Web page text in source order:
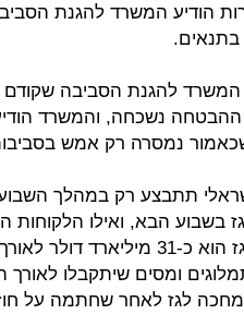
הודיע המשרד להגנת
המשרד להגנת הסביבה שקודם
נשכחה, והמשרד
נמסרה רק אמש בסביבות
תתבצע רק במהלך
בשבוע הבא, ואילו הלקוחות
ומסים שיתקבלו לאורך